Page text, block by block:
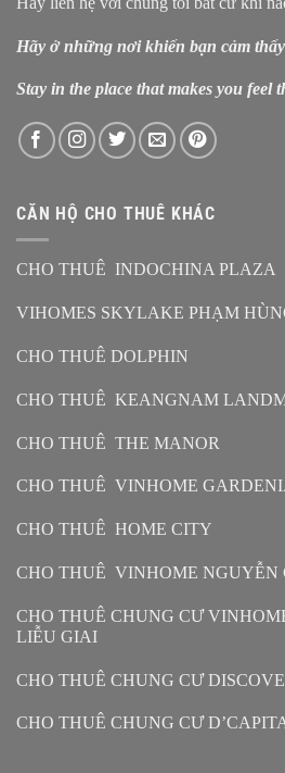
Hãy ở những nơi khiến bạn cảm
Stay in the place that makes you feel
CĂN HỘ CHO THUÊ KHÁC
CHO THUÊ INDOCHINA PLAZA
VIHOMES SKYLAKE PHẠM
CHO THUÊ DOLPHIN
CHO THUÊ KEANGNAM
CHO THUÊ THE MANOR
CHO THUÊ VINHOME
CHO THUÊ HOME CITY
CHO THUÊ VINHOME NGUYỄN
CHO THUÊ CHUNG CƯ
LIỄU GIAI
CHO THUÊ CHUNG CƯ
CHO THUÊ CHUNG CƯ